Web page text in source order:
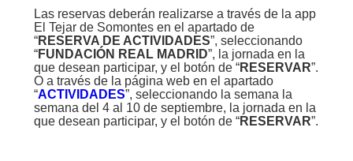
Las reservas deberán realizarse a través de la app
El Tejar de Somontes en el apartado de
“RESERVA DE ACTIVIDADES”, seleccionando
“FUNDACIÓN REAL MADRID”, la jornada en la
que desean participar, y el botón de “RESERVAR”.
O a través de la página web en el apartado
“ACTIVIDADES”, seleccionando la semana la
semana del 4 al 10 de septiembre, la jornada en la
que desean participar, y el botón de “RESERVAR”.